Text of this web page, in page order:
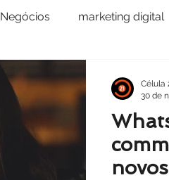
Negócios marketing digital
Portfólio
Célula
30 de